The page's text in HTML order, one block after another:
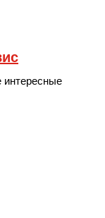
интересные